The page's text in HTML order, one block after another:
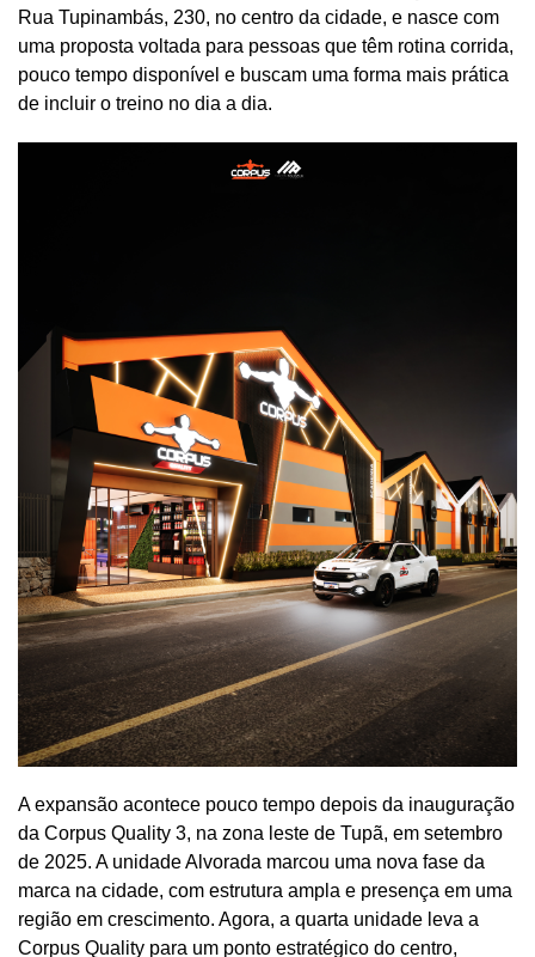
Rua Tupinambás, 230, no centro da cidade, e nasce com
uma proposta voltada para pessoas que têm rotina corrida,
pouco tempo disponível e buscam uma forma mais prática
de incluir o treino no dia a dia.
A expansão acontece pouco tempo depois da inauguração
da Corpus Quality 3, na zona leste de Tupã, em setembro
de 2025. A unidade Alvorada marcou uma nova fase da
marca na cidade, com estrutura ampla e presença em uma
região em crescimento. Agora, a quarta unidade leva a
Corpus Quality para um ponto estratégico do centro,